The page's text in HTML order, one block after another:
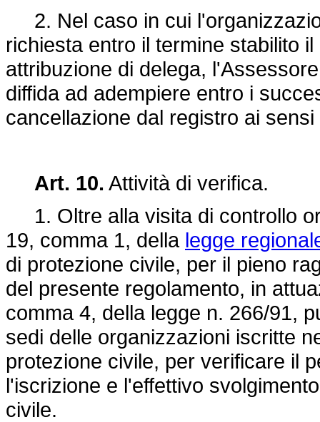
2. Nel caso in cui
richiesta entro il termine stabilito
attribuzione di delega,
diffida ad adempiere entro i
cancellazione dal registro ai
Art. 10. Attività di verifica.
1. Oltre alla visita di controllo
19, comma 1, della legge
di protezione civile, per il pieno
del presente regolamento, in
comma 4, della legge n. 266/91,
sedi delle organizzazioni iscritte
protezione civile, per verificare il
l'iscrizione e l'effettivo
civile.